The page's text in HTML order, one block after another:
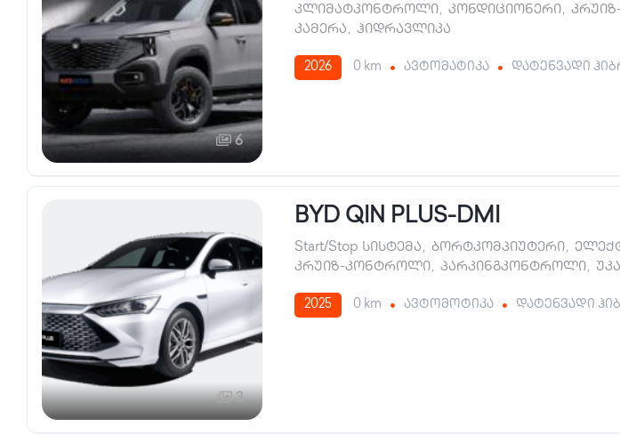
6
კლიმატკონტროლი, კონდიციონერი,
კამერა, ჰიდრავლიკა
2026 0 km ავტომატიკა დატენვადი
3
BYD QIN PLUS-DMI
Start/Stop სისტემა, ბორტკომპიუტერი,
კრუიზ-კონტროლი, პარკინგკონტროლი,
2025 0 km ავტომოტიკა დატენვადი